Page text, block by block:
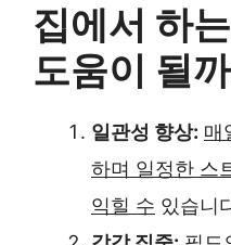
집에서 하
도움이 될
일관성 향상: 매
하며 일정한 스
익힐 수 있습니